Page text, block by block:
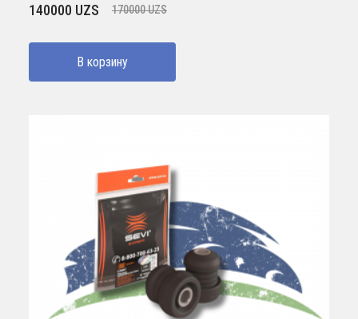
170000UZS
Первоначальная
составляла
170000 UZS.
140000 UZS
Текущая
140000 UZS.
В корзину